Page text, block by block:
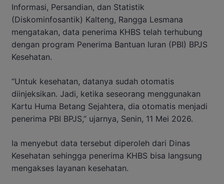
Informasi, Persandian, dan Statistik
(Diskominfosantik) Kalteng, Rangga Lesmana
mengatakan, data penerima KHBS telah terhubung
dengan program Penerima Bantuan Iuran (PBI) BPJS
Kesehatan.
“Untuk kesehatan, datanya sudah otomatis
diinjeksikan. Jadi, ketika seseorang menggunakan
Kartu Huma Betang Sejahtera, dia otomatis menjadi
penerima PBI BPJS,” ujarnya, Senin, 11 Mei 2026.
Ia menyebut data tersebut diperoleh dari Dinas
Kesehatan sehingga penerima KHBS bisa langsung
mengakses layanan kesehatan.